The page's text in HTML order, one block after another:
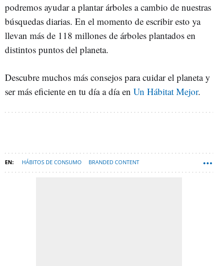
podremos ayudar a plantar árboles a cambio de nuestras
búsquedas diarias. En el momento de escribir esto ya
llevan más de 118 millones de árboles plantados en
distintos puntos del planeta.
Descubre muchos más consejos para cuidar el planeta y
ser más eficiente en tu día a día en Un Hábitat Mejor.
HÁBITOS DE CONSUMO BRANDED CONTENT